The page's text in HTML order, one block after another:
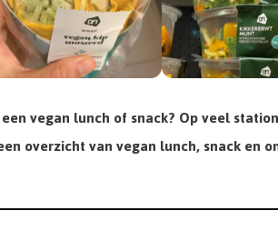
vegan lunch of snack? Op veel
overzicht van vegan lunch, snack en